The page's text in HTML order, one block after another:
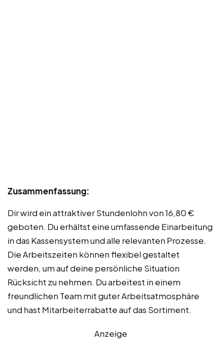
Zusammenfassung:
Dir wird ein attraktiver Stundenlohn von 16,80 €
geboten. Du erhältst eine umfassende Einarbeitung
in das Kassensystem und alle relevanten Prozesse.
Die Arbeitszeiten können flexibel gestaltet
werden, um auf deine persönliche Situation
Rücksicht zu nehmen. Du arbeitest in einem
freundlichen Team mit guter Arbeitsatmosphäre
und hast Mitarbeiterrabatte auf das Sortiment.
Anzeige